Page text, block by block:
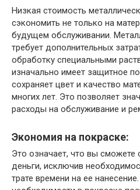
Низкая стоимость
сэкономить не только на
будущем обслуживании.
требует дополнительных
обработку специальными
изначально имеет защитное
сохраняет цвет и качество
многих лет. Это позволяет
расходы на обслуживание и
Экономия на покраске:
Это означает, что вы сможете
деньги, исключив
трате времени на ее